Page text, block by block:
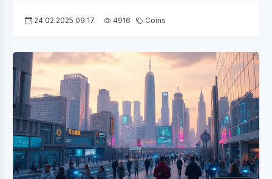
24.02.2025 09:17 4916 Coins